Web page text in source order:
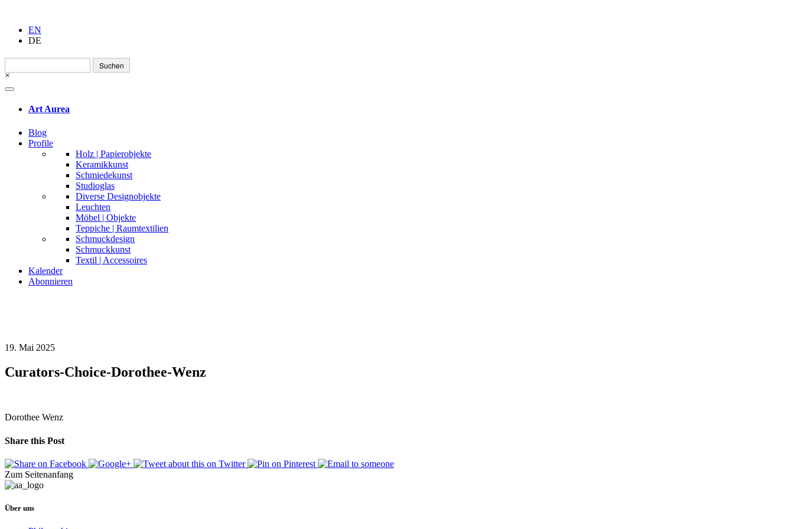
EN
DE
Suchen
nach:
×
Art Aurea
Blog
Profile
Holz | Papierobjekte
Keramikkunst
Schmiedekunst
Studioglas
Diverse Designobjekte
Leuchten
Möbel | Objekte
Teppiche | Raumtextilien
Schmuckdesign
Schmuckkunst
Textil | Accessoires
Kalender
Abonnieren
19. Mai 2025
Curators-Choice-Dorothee-Wenz
Dorothee Wenz
Share this Post
Zum Seitenanfang
Über uns